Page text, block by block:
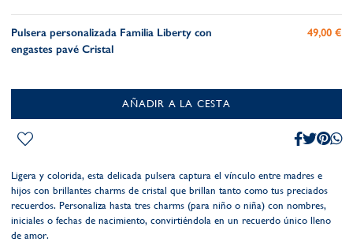
Pulsera personalizada Familia Liberty con
engastes pavé Cristal
49,00 €
AÑADIR A LA CESTA
Ligera y colorida, esta delicada pulsera captura el vínculo entre madres e
hijos con brillantes charms de cristal que brillan tanto como tus preciados
recuerdos. Personaliza hasta tres charms (para niño o niña) con nombres,
iniciales o fechas de nacimiento, convirtiéndola en un recuerdo único lleno
de amor.